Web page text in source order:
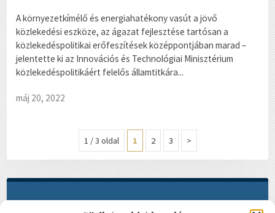
A környezetkímélő és energiahatékony vasút a jövő
közlekedési eszköze, az ágazat fejlesztése tartósan a
közlekedéspolitikai erőfeszítések középpontjában marad –
jelentette ki az Innovációs és Technológiai Minisztérium
közlekedéspolitikáért felelős államtitkára...
máj 20, 2022
1 / 3 oldal 1 2 3 >